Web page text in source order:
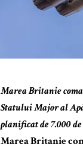
Marea Britanie
Statului Major al
planificat de 7.000
Marea Britanie